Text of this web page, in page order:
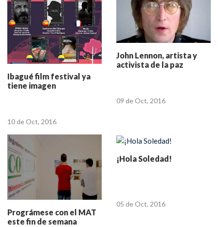
Ibagué film festival ya
tiene imagen
10 de Oct, 2016
John Lennon, artista y
activista de la paz
09 de Oct, 2016
Prográmese con el MAT
este fin de semana
¡Hola Soledad!
05 de Oct, 2016